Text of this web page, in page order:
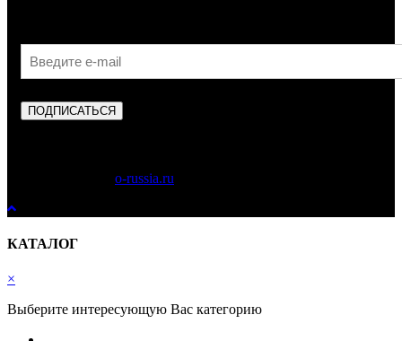
ПОДПИСАТЬСЯ
o-russia.ru
КАТАЛОГ
×
Выберите интересующую Вас категорию